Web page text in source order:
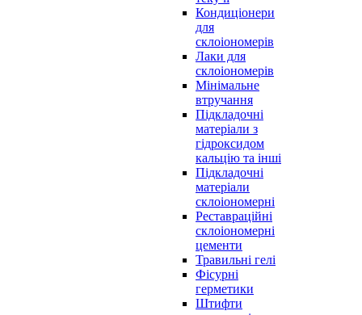
Кондиціонери
для
склоіономерів
Лаки для
склоіономерів
Мінімальне
втручання
Підкладочні
матеріали з
гідроксидом
кальцію та інші
Підкладочні
матеріали
склоіономерні
Реставраційні
склоіономерні
цементи
Травильні гелі
Фісурні
герметики
Штифти